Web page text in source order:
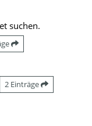
suchen.
2 Einträge